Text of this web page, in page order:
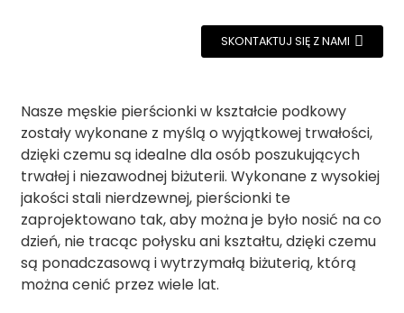
SKONTAKTUJ SIĘ Z NAMI
Nasze męskie pierścionki w kształcie podkowy
zostały wykonane z myślą o wyjątkowej trwałości,
dzięki czemu są idealne dla osób poszukujących
trwałej i niezawodnej biżuterii. Wykonane z wysokiej
jakości stali nierdzewnej, pierścionki te
zaprojektowano tak, aby można je było nosić na co
dzień, nie tracąc połysku ani kształtu, dzięki czemu
są ponadczasową i wytrzymałą biżuterią, którą
można cenić przez wiele lat.